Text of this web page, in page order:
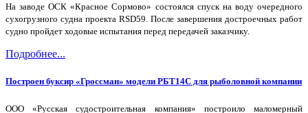
На заводе ОСК «Красное Сормово» состоялся спуск на воду очередного
сухогрузного судна проекта RSD59. После завершения достроечных работ
судно пройдет ходовые испытания перед передачей заказчику.
Подробнее...
Построен буксир «Гроссман» модели РБТ14С для рыболовной компании
ООО «Русская судостроительная компания» построило маломерный